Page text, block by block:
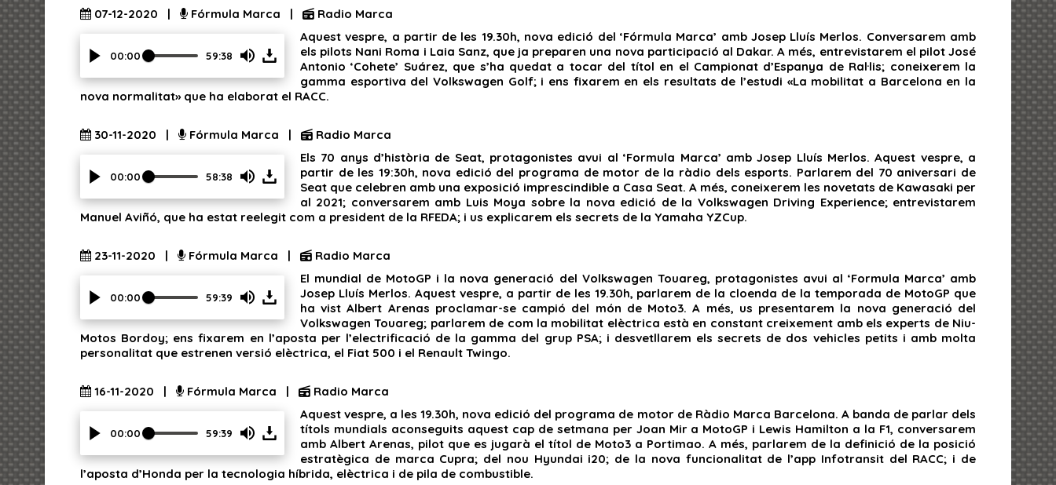
Space
to
volume
slider.
07-12-2020 | Fórmula Marca | Radio Marca
00:00 59:38
Enter
or
to
show
slider.
Aquest vespre, a partir de les 19.30h, nova edició del ‘Fórmula Marca’ amb Josep Lluís Merlos. Conversarem amb
els pilots Nani Roma i Laia Sanz, que ja preparen una nova participació al Dakar. A més, entrevistarem el pilot José
Antonio ‘Cohete’ Suárez, que s’ha quedat a tocar del títol en el Campionat d’Espanya de Ral·lis; coneixerem la
gamma esportiva del Volkswagen Golf; i ens fixarem en els resultats de l’estudi «La mobilitat a Barcelona en la
nova normalitat» que ha elaborat el RACC.
30-11-2020 | Fórmula Marca | Radio Marca
00:00 58:38
Enter
or
to
show
slider.
Els 70 anys d’història de Seat, protagonistes avui al ‘Formula Marca’ amb Josep Lluís Merlos. Aquest vespre, a
partir de les 19:30h, nova edició del programa de motor de la ràdio dels esports. Parlarem del 70 aniversari de
Seat que celebren amb una exposició imprescindible a Casa Seat. A més, coneixerem les novetats de Kawasaki per
al 2021; conversarem amb Luis Moya sobre la nova edició de la Volkswagen Driving Experience; entrevistarem
Manuel Aviñó, que ha estat reelegit com a president de la RFEDA; i us explicarem els secrets de la Yamaha YZCup.
23-11-2020 | Fórmula Marca | Radio Marca
00:00 59:39
Enter
or
Space
show
volume
El mundial de MotoGP i la nova generació del Volkswagen Touareg, protagonistes avui al ‘Formula Marca’ amb
Josep Lluís Merlos. Aquest vespre, a partir de les 19.30h, parlarem de la cloenda de la temporada de MotoGP que
ha vist Albert Arenas proclamar-se campió del món de Moto3. A més, us presentarem la nova generació del
Volkswagen Touareg; parlarem de com la mobilitat elèctrica està en constant creixement amb els experts de Niu-
Motos Bordoy; ens fixarem en l’aposta per l’electrificació de la gamma del grup PSA; i desvetllarem els secrets de dos vehicles petits i amb molta
personalitat que estrenen versió elèctrica, el Fiat 500 i el Renault Twingo.
16-11-2020 | Fórmula Marca | Radio Marca
00:00 59:39
Enter
or
Aquest vespre, a les 19.30h, nova edició del programa de motor de Ràdio Marca Barcelona. A banda de parlar dels
títols mundials aconseguits aquest cap de setmana per Joan Mir a MotoGP i Lewis Hamilton a la F1, conversarem
amb Albert Arenas, pilot que es jugarà el títol de Moto3 a Portimao. A més, parlarem de la definició de la posició
estratègica de marca Cupra; del nou Hyundai i20; de la nova funcionalitat de l’app Infotransit del RACC; i de
l’aposta d’Honda per la tecnologia híbrida, elèctrica i de pila de combustible.